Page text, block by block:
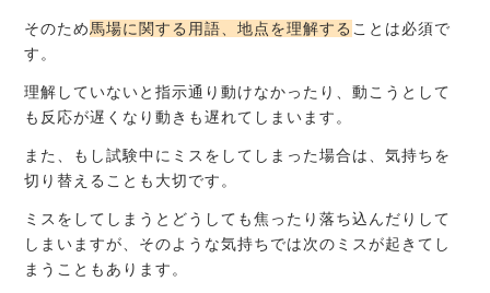
そのため馬場に関する用語、地点を理解する ことは必須で
す。
理解していないと指示通り動けなかったり、動こうとして
も反応が遅くなり動きも遅れてしまいます。
また、もし試験中にミスをしてしまった場合は、気持ちを
切り替えることも大切です。
ミスをしてしまうとどうしても焦ったり落ち込んだりして
しまいますが、そのような気持ちでは次のミスが起きてし
まうこともあります。